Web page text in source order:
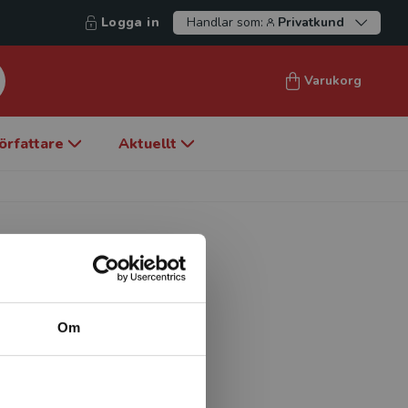
Om
Logga in Handlar som: Privatkund
Varukorg
Aktuellt